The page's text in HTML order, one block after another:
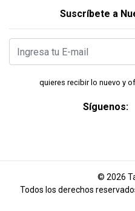
Suscríbete a
quieres recibir lo nuevo y
Síguenos:
© 2026
Todos los derechos